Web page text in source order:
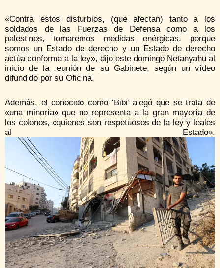
«Contra estos disturbios, (que afectan) tanto a los
soldados de las Fuerzas de Defensa como a los
palestinos, tomaremos medidas enérgicas, porque
somos un Estado de derecho y un Estado de derecho
actúa conforme a la ley», dijo este domingo Netanyahu al
inicio de la reunión de su Gabinete, según un vídeo
difundido por su Oficina.
Además, el conocido como ‘Bibi’ alegó que se trata de
«una minoría» que no representa a la gran mayoría de
los colonos, «quienes son respetuosos de la ley y leales
al Estado».